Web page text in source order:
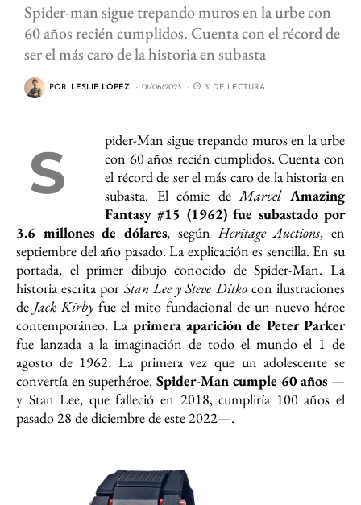
Spider-man sigue trepando muros en la urbe con
60 años recién cumplidos. Cuenta con el récord de
ser el más caro de la historia en subasta
POR LESLIE LÓPEZ 01/06/2023 3' DE LECTURA
S
pider-Man sigue trepando muros en la urbe
con 60 años recién cumplidos. Cuenta con
el récord de ser el más caro de la historia en
subasta. El cómic deMarvel Amazing
Fantasy #15 (1962) fue subastado por
3.6 millones de dólares, segúnHeritage Auctions, en
septiembre del año pasado. La explicación es sencilla. En su
portada, el primer dibujo conocido de Spider-Man. La
historia escrita porStan Lee y Steve Ditkocon ilustraciones
de Jack Kirby fue el mito fundacional de un nuevo héroe
contemporáneo. La primera aparición de Peter Parker
fue lanzada a la imaginación de todo el mundo el 1 de
agosto de 1962. La primera vez que un adolescente se
convertía en superhéroe.Spider-Man cumple 60 años —
y Stan Lee, que falleció en 2018, cumpliría 100 años el
pasado 28 de diciembre de este 2022—.